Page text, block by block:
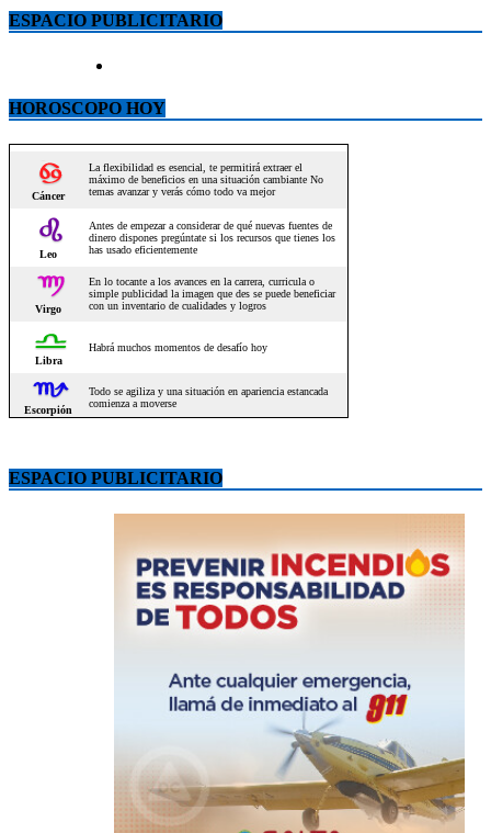
ESPACIO PUBLICITARIO
HOROSCOPO HOY
ESPACIO PUBLICITARIO